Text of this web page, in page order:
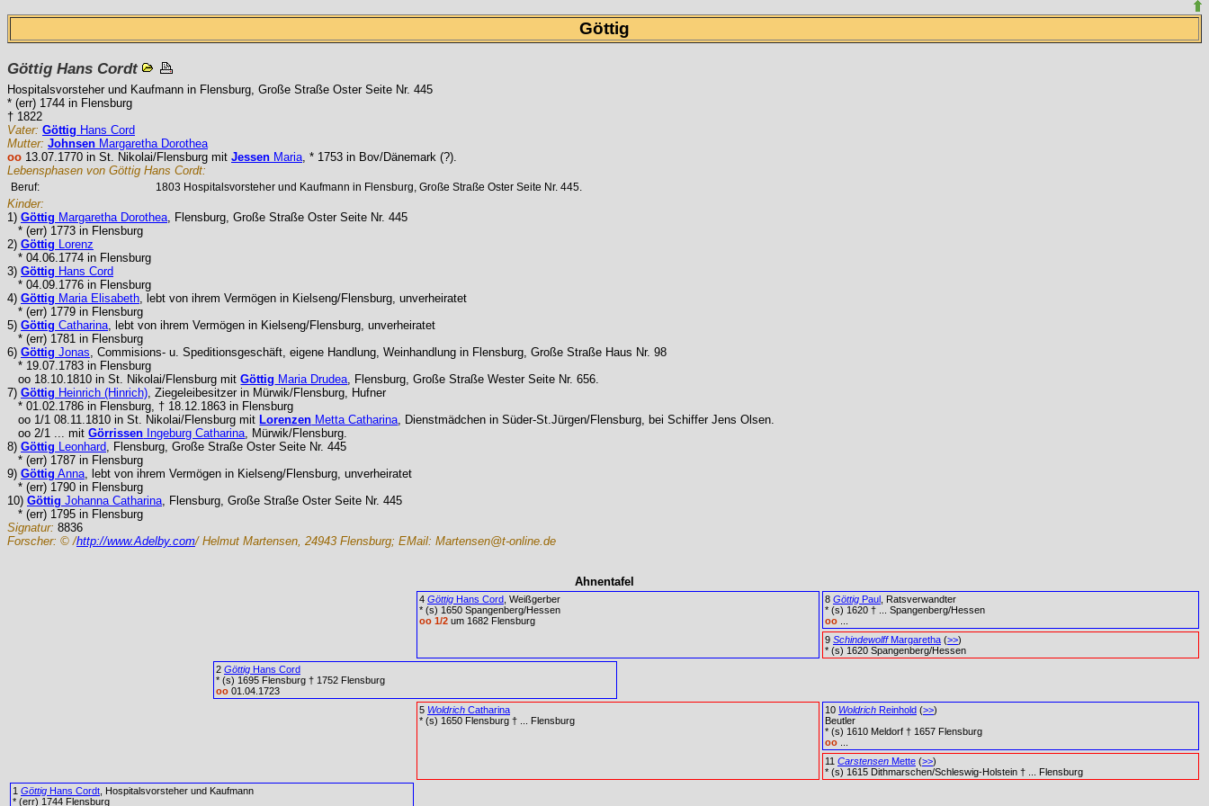
Göttig
Göttig Hans Cordt
Hospitalsvorsteher und Kaufmann in Flensburg, Große Straße Oster Seite Nr. 445
* (err) 1744 in Flensburg
† 1822
Vater: Göttig Hans Cord
Mutter: Johnsen Margaretha Dorothea
oo 13.07.1770 in St. Nikolai/Flensburg mit Jessen Maria, * 1753 in Bov/Dänemark (?).
Lebensphasen von Göttig Hans Cordt:
Beruf: 1803 Hospitalsvorsteher und Kaufmann in Flensburg, Große Straße Oster Seite Nr. 445.
Kinder:
1) Göttig Margaretha Dorothea, Flensburg, Große Straße Oster Seite Nr. 445
* (err) 1773 in Flensburg
2) Göttig Lorenz
* 04.06.1774 in Flensburg
3) Göttig Hans Cord
* 04.09.1776 in Flensburg
4) Göttig Maria Elisabeth, lebt von ihrem Vermögen in Kielseng/Flensburg, unverheiratet
* (err) 1779 in Flensburg
5) Göttig Catharina, lebt von ihrem Vermögen in Kielseng/Flensburg, unverheiratet
* (err) 1781 in Flensburg
6) Göttig Jonas, Commisions- u. Speditionsgeschäft, eigene Handlung, Weinhandlung in Flensburg, Große Straße Haus Nr. 98
* 19.07.1783 in Flensburg
oo 18.10.1810 in St. Nikolai/Flensburg mitGöttig Maria Drudea, Flensburg, Große Straße Wester Seite Nr. 656.
7) Göttig Heinrich (Hinrich), Ziegeleibesitzer in Mürwik/Flensburg, Hufner
* 01.02.1786 in Flensburg, † 18.12.1863 in Flensburg
oo 1/1 08.11.1810 in St. Nikolai/Flensburg mit Lorenzen Metta Catharina, Dienstmädchen in Süder-St.Jürgen/Flensburg, bei Schiffer Jens Olsen.
oo 2/1 ... mitGörrissen Ingeburg Catharina, Mürwik/Flensburg.
8) Göttig Leonhard, Flensburg, Große Straße Oster Seite Nr. 445
* (err) 1787 in Flensburg
9) Göttig Anna, lebt von ihrem Vermögen in Kielseng/Flensburg, unverheiratet
* (err) 1790 in Flensburg
10) Göttig Johanna Catharina, Flensburg, Große Straße Oster Seite Nr. 445
* (err) 1795 in Flensburg
Signatur: 8836
Forscher: © /http://www.Adelby.com/ Helmut Martensen, 24943 Flensburg; EMail: Martensen@t-online.de
Ahnentafel
4 Göttig Hans Cord , Weißgerber
* (s) 1650 Spangenberg/Hessen
oo 1/2 um 1682 Flensburg
8 Göttig Paul , Ratsverwandter
* (s) 1620 † ... Spangenberg/Hessen
oo
9 SchindewolffMargaretha (>>)
* (s) 1620 Spangenberg/Hessen
2 Göttig Hans Cord
* (s) 1695 Flensburg † 1752 Flensburg
oo 01.04.1723
5 Woldrich Catharina
* (s) 1650 Flensburg † ... Flensburg
10 Woldrich Reinhold (>>)
Beutler
* (s) 1610 Meldorf † 1657 Flensburg
oo
11 Carstensen Mette (>>)
* (s) 1615 Dithmarschen/Schleswig-Holstein † ... Flensburg
1 Göttig Hans Cordt , Hospitalsvorsteher und Kaufmann
* (err) 1744 Flensburg